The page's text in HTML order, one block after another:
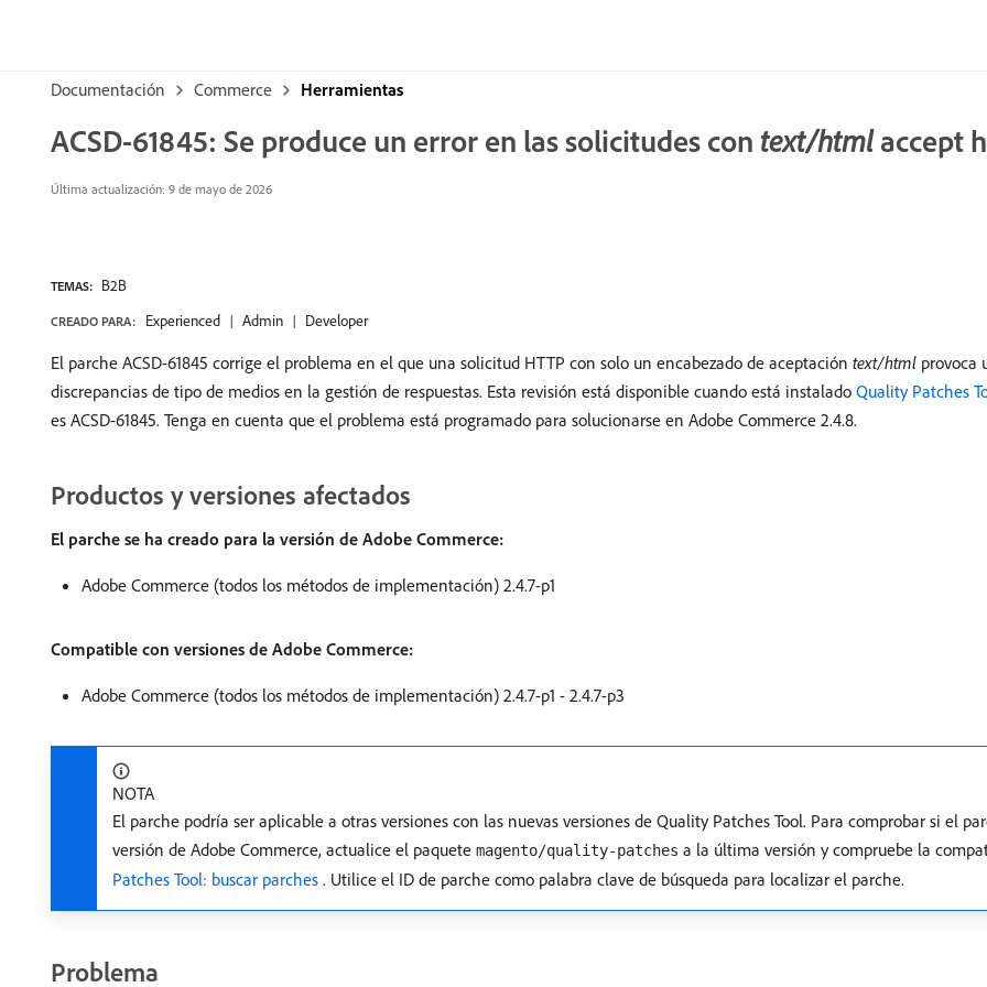
Documentación Commerce Herramientas
ACSD-61845: Se produce un error en las solicitudes con text/htmlaccept
Última actualización: 9 de mayo de 2026
TEMAS: B2B
CREADO PARA: Experienced Admin Developer
El parche ACSD-61845 corrige el problema en el que una solicitud HTTP con solo un encabezado de aceptación text/html provoca
discrepancias de tipo de medios en la gestión de respuestas. Esta revisión está disponible cuando está instalado Quality Patches
es ACSD-61845. Tenga en cuenta que el problema está programado para solucionarse en Adobe Commerce 2.4.8.
Productos y versiones afectados
El parche se ha creado para la versión de Adobe Commerce:
Adobe Commerce (todos los métodos de implementación) 2.4.7-p1
Compatible con versiones de Adobe Commerce:
Adobe Commerce (todos los métodos de implementación) 2.4.7-p1 - 2.4.7-p3
NOTA
El parche podría ser aplicable a otras versiones con las nuevas versiones de Quality Patches Tool. Para comprobar si el
versión de Adobe Commerce, actualice el paquete magento/quality-patches a la última versión y compruebe la
Patches Tool: buscar parches ​ . Utilice el ID de parche como palabra clave de búsqueda para localizar el parche.
Problema